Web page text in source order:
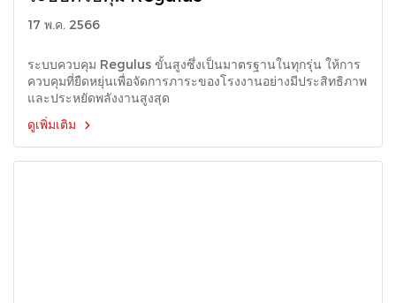
17 พ.ค. 2566
ระบบควบคุม Regulus ขั้นสูงซึ่งเป็นมาตรฐานในทุกรุ่น ให้การ
ควบคุมที่ยืดหยุ่นเพื่อจัดการภาระของโรงงานอย่างมีประสิทธิภาพ
และประหยัดพลังงานสูงสุด
ดูเพิ่มเติม